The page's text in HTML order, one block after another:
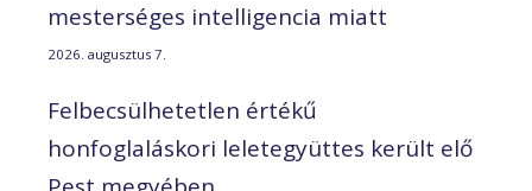
mesterséges intelligencia miatt
2026. augusztus 7.
Felbecsülhetetlen értékű
honfoglaláskori leletegyüttes került elő